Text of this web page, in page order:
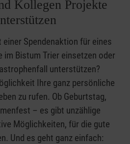
Kollegen Projekte
Spendenaktion für eines
im Bistum Trier einsetzen oder
unterstützen?
Ihre ganz persönliche
zu rufen. Ob Geburtstag,
– es gibt unzählige
Möglichkeiten, für die gute
Und es geht ganz einfach: